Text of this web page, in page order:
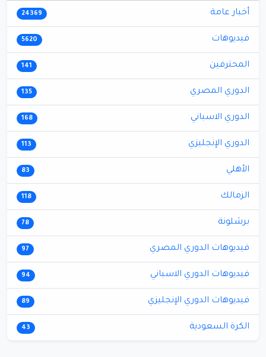
أخبار عامة 24369
فيديوهات 5620
المحترفين 141
الدوري المصري 135
الدوري الاسباني 168
الدوري الإنجليزي 113
الأهلي 83
الزمالك 118
برشلونة 78
فيديوهات الدوري المصري 97
فيديوهات الدوري الاسباني 94
فيديوهات الدوري الإنجليزي 89
الكرة السعودية 43